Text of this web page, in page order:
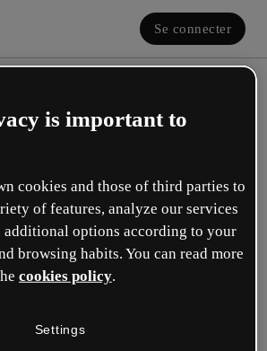
Se connecter
compte gratuit !
rapproche plus de celui de :
is important to
cookies and those of third parties to
of features, analyze our services
additional options according to your
browsing habits. You can read more
cookies policy.
Settings